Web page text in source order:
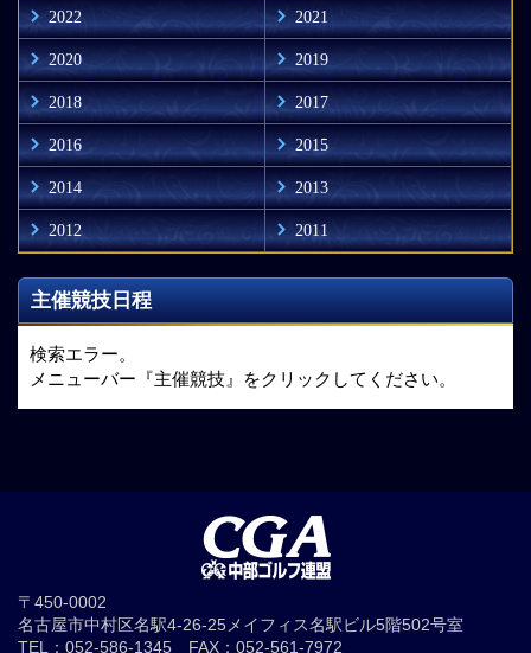
2022 2021
2020 2019
2018 2017
2016 2015
2014 2013
2012 2011
主催競技日程
検索エラー。
メニューバー『主催競技』をクリックしてください。
〒450-0002
名古屋市中村区名駅4-26-25メイフィス名駅ビル5階502号室
TEL：052-586-1345 FAX：052-561-7972